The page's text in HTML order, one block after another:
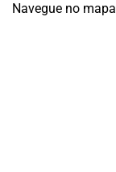
Navegue no